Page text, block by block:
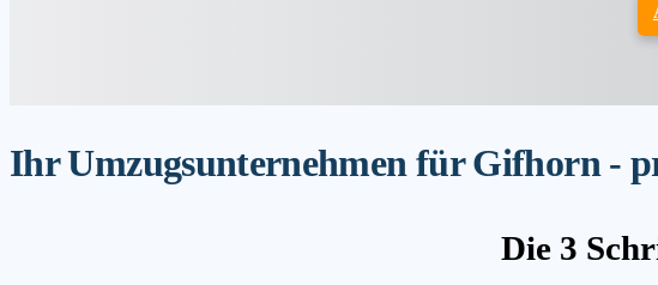
Ihr Umzugsunternehmen für Gifhorn -
Die 3